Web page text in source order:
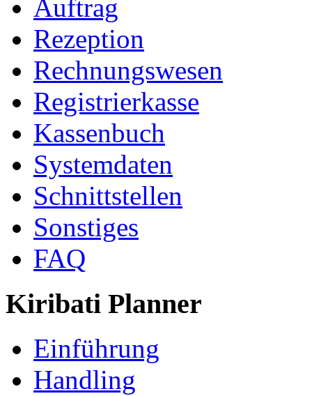
Auftrag
Rezeption
Rechnungswesen
Registrierkasse
Kassenbuch
Systemdaten
Schnittstellen
Sonstiges
FAQ
Kiribati Planner
Einführung
Handling